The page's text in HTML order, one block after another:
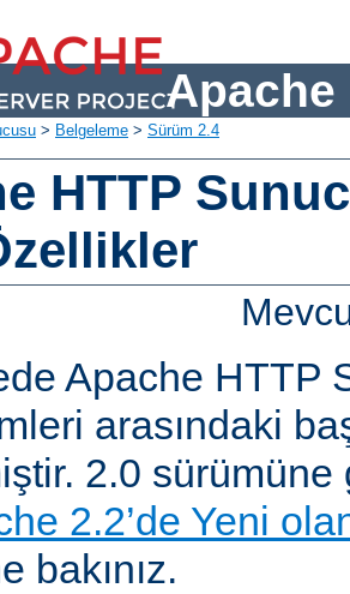
Apache
> Belgeleme > Sürüm 2.4
HTTP
Apache HTTP
arasındaki
2.0
2.2’de Yeni
bakınız.